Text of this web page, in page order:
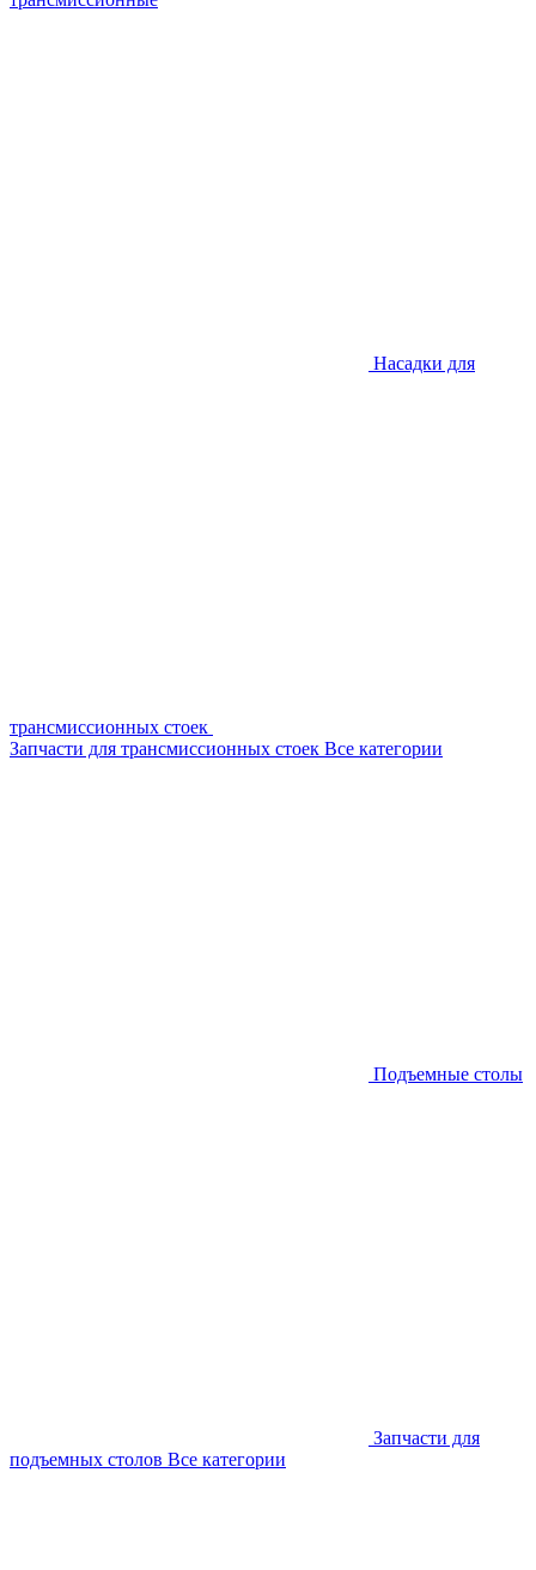
Насадки для
трансмиссионных стоек
Запчасти для трансмиссионных стоек Все категории
Подъемные столы
Запчасти для
подъемных столов Все категории